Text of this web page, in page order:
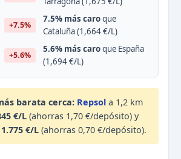
+7.5%
7.5% más caroque
Cataluña (1,664 €/L)
+5.6%
5.6% más caroque España
(1,694 €/L)
barata cerca: Repsol a 1,2 km
€/L (ahorras 1,70 €/depósito) y
1.775 €/L (ahorras 0,70 €/depósito).